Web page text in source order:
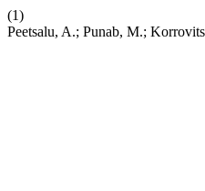
(1)
Peetsalu, A.; Punab, M.;